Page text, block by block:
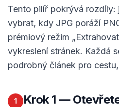
Tento pilíř pokrývá rozdíly:
vybrat, kdy JPG poráží
prémiový režim
vykreslení stránek. Každá
podrobný článek pro
1 Krok 1 —